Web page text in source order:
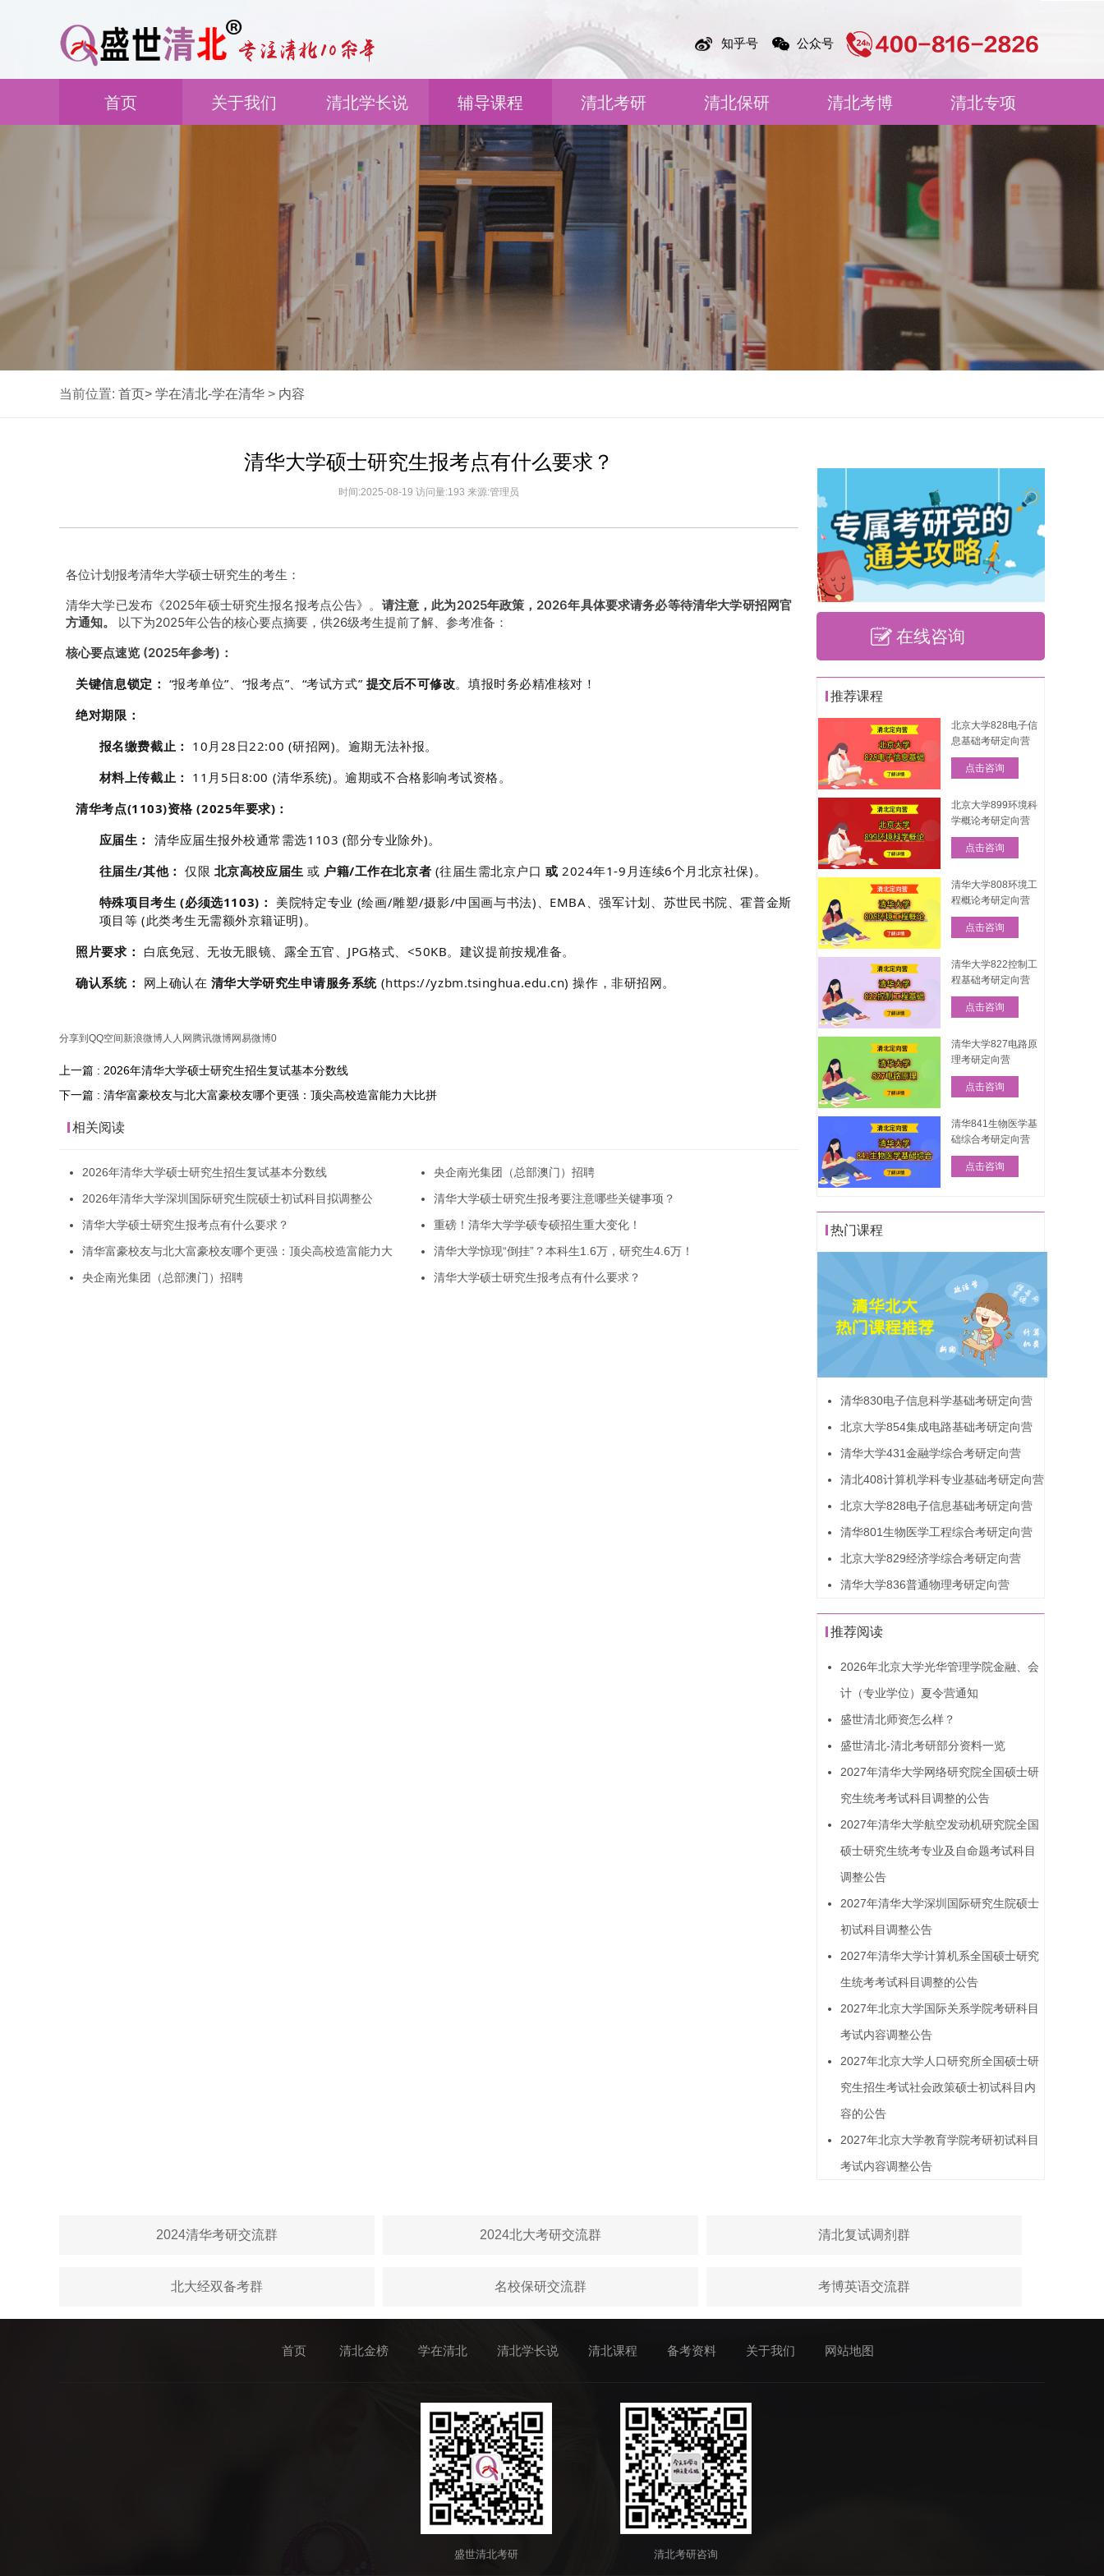
知乎号 公众号
首页 关于我们 清北学长说 辅导课程 清北考研 清北保研 清北考博 清北专项
当前位置: 首页> 学在清北-学在清华 > 内容
清华大学硕士研究生报考点有什么要求？
时间:2025-08-19 访问量:193 来源:管理员
各位计划报考清华大学硕士研究生的考生：
清华大学已发布《2025年硕士研究生报名报考点公告》。 请注意，此为2025年政策，2026年具体要求请务必等待清华大学研招网官
方通知。
以下为2025年公告的核心要点摘要，供26级考生提前了解、参考准备：
核心要点速览 (2025年参考)：
关键信息锁定： “报考单位”、“报考点”、“考试方式” 提交后不可修改。填报时务必精准核对！
绝对期限：
报名缴费截止： 10月28日22:00 (研招网)。逾期无法补报。
材料上传截止： 11月5日8:00 (清华系统)。逾期或不合格影响考试资格。
清华考点(1103)资格 (2025年要求)：
应届生： 清华应届生报外校通常需选1103 (部分专业除外)。
往届生/其他： 仅限 北京高校应届生 或 户籍/工作在北京者 (往届生需北京户口或 2024年1-9月连续6个月北京社保)。
特殊项目考生 (必须选1103)： 美院特定专业 (绘画/雕塑/摄影/中国画与书法)、EMBA、强军计划、苏世民书院、霍普金斯
项目等 (此类考生无需额外京籍证明)。
照片要求： 白底免冠、无妆无眼镜、露全五官、JPG格式、<50KB。建议提前按规准备。
确认系统： 网上确认在 清华大学研究生申请服务系统 (https://yzbm.tsinghua.edu.cn) 操作，非研招网。
分享到 QQ空间 新浪微博人人网 腾讯微博网易微博0
上一篇 : 2026年清华大学硕士研究生招生复试基本分数线
下一篇 : 清华富豪校友与北大富豪校友哪个更强：顶尖高校造富能力大比拼
相关阅读
2026年清华大学硕士研究生招生复试基本分数线
2026年清华大学深圳国际研究生院硕士初试科目拟调整公
清华大学硕士研究生报考点有什么要求？
清华富豪校友与北大富豪校友哪个更强：顶尖高校造富能力大
央企南光集团（总部澳门）招聘
央企南光集团（总部澳门）招聘
清华大学硕士研究生报考要注意哪些关键事项？
重磅！清华大学学硕专硕招生重大变化！
清华大学惊现“倒挂”？本科生1.6万，研究生4.6万！
清华大学硕士研究生报考点有什么要求？
在线咨询
推荐课程
北京大学828电子信
息基础考研定向营
点击咨询
北京大学899环境科
学概论考研定向营
点击咨询
清华大学808环境工
程概论考研定向营
点击咨询
清华大学822控制工
程基础考研定向营
点击咨询
清华大学827电路原
理考研定向营
点击咨询
清华841生物医学基
础综合考研定向营
点击咨询
热门课程
清华830电子信息科学基础考研定向营
北京大学854集成电路基础考研定向营
清华大学431金融学综合考研定向营
清北408计算机学科专业基础考研定向营
北京大学828电子信息基础考研定向营
清华801生物医学工程综合考研定向营
北京大学829经济学综合考研定向营
清华大学836普通物理考研定向营
推荐阅读
2026年北京大学光华管理学院金融、会
计（专业学位）夏令营通知
盛世清北师资怎么样？
盛世清北-清北考研部分资料一览
2027年清华大学网络研究院全国硕士研
究生统考考试科目调整的公告
2027年清华大学航空发动机研究院全国
硕士研究生统考专业及自命题考试科目
调整公告
2027年清华大学深圳国际研究生院硕士
初试科目调整公告
2027年清华大学计算机系全国硕士研究
生统考考试科目调整的公告
2027年北京大学国际关系学院考研科目
考试内容调整公告
2027年北京大学人口研究所全国硕士研
究生招生考试社会政策硕士初试科目内
容的公告
2027年北京大学教育学院考研初试科目
考试内容调整公告
2024清华考研交流群 2024北大考研交流群 清北复试调剂群
北大经双备考群 名校保研交流群 考博英语交流群
首页 清北金榜 学在清北 清北学长说 清北课程 备考资料 关于我们 网站地图
盛世清北考研 清北考研咨询